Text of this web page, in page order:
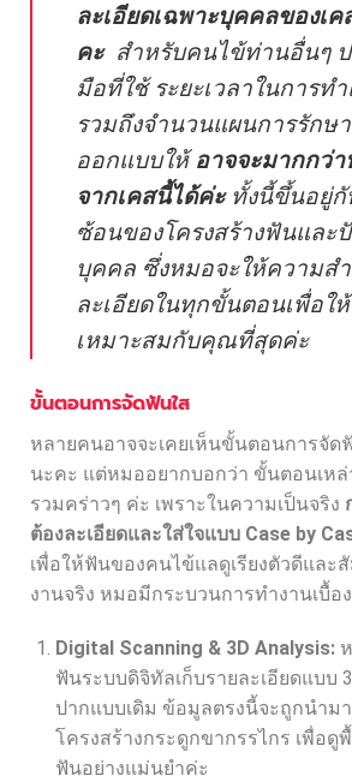
ละเอียดเฉพาะบุคคลของเ
คะสำหรับคนไข้ท่านอื่นๆ ป
มือที่ใช้ ระยะเวลาในการท
รวมถึงจำนวนแผนการรักษ
ออกแบบให้อาจจะมากกว่
จากเคสนี้ได้ค่ะทั้งนี้ขึ้นอยู่กั
ซ้อนของโครงสร้างฟันและ
บุคคล ซึ่งหมอจะให้ความส
ละเอียดในทุกขั้นตอนเพื่อใ
เหมาะสมกับคุณที่สุดค่ะ
ขั้นตอนการจัดฟันใส
หลายคนอาจจะเคยเห็นขั้นตอนการจัด
นะคะ แต่หมออยากบอกว่า ขั้นตอนเหล่
รวมคร่าวๆ ค่ะ เพราะในความเป็นจริง
ต้องละเอียดและใส่ใจแบบ Case by
เพื่อให้ฟันของคนไข้แลดูเรียงตัวดีและ
งานจริง หมอมีกระบวนการทำงานเบื้อ
Digital Scanning & 3D Analysis:ห
ฟันระบบดิจิทัลเก็บรายละเอียดแบบ
ปากแบบเดิม ข้อมูลตรงนี้จะถูกนำม
โครงสร้างกระดูกขากรรไกร เพื่อดู
ฟันอย่างแม่นยำค่ะ